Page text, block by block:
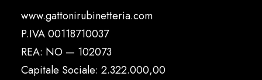
www.gattonirubinetteria.com
P.IVA 00118710037
REA: NO — 102073
Capitale Sociale: 2.322.000,00